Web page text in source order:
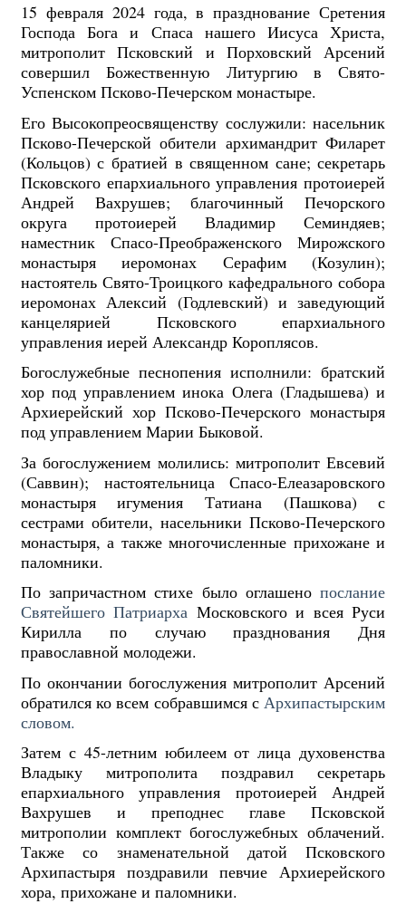
15 февраля 2024 года, в празднование Сретения
Господа Бога и Спаса нашего Иисуса Христа,
митрополит Псковский и Порховский Арсений
совершил Божественную Литургию в Свято-
Успенском Псково-Печерском монастыре.
Его Высокопреосвященству сослужили: насельник
Псково-Печерской обители архимандрит Филарет
(Кольцов) с братией в священном сане; секретарь
Псковского епархиального управления протоиерей
Андрей Вахрушев; благочинный Печорского
округа протоиерей Владимир Семиндяев;
наместник Спасо-Преображенского Мирожского
монастыря иеромонах Серафим (Козулин);
настоятель Свято-Троицкого кафедрального собора
иеромонах Алексий (Годлевский) и заведующий
канцелярией Псковского епархиального
управления иерей Александр Короплясов.
Богослужебные песнопения исполнили: братский
хор под управлением инока Олега (Гладышева) и
Архиерейский хор Псково-Печерского монастыря
под управлением Марии Быковой.
За богослужением молились: митрополит Евсевий
(Саввин); настоятельница Спасо-Елеазаровского
монастыря игумения Татиана (Пашкова) с
сестрами обители, насельники Псково-Печерского
монастыря, а также многочисленные прихожане и
паломники.
По запричастном стихе было оглашенопослание
Святейшего Патриарха Московского и всея Руси
Кирилла по случаю празднования Дня
православной молодежи.
По окончании богослужения митрополит Арсений
обратился ко всем собравшимся с Архипастырским
словом.
Затем с 45-летним юбилеем от лица духовенства
Владыку митрополита поздравил секретарь
епархиального управления протоиерей Андрей
Вахрушев и преподнес главе Псковской
митрополии комплект богослужебных облачений.
Также со знаменательной датой Псковского
Архипастыря поздравили певчие Архиерейского
хора, прихожане и паломники.